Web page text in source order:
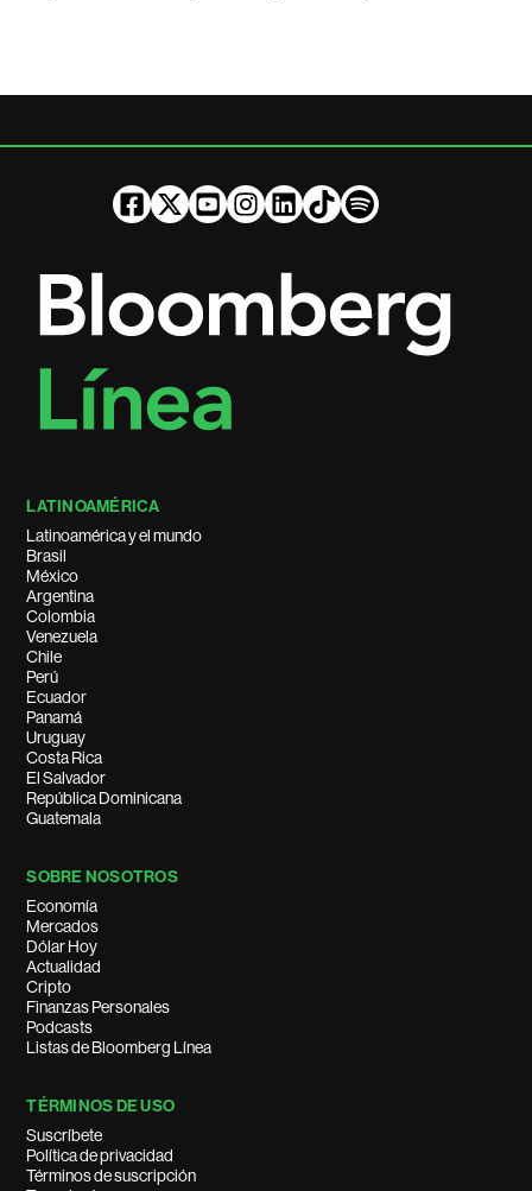
LATINOAMÉRICA
Latinoamérica y el mundo
Brasil
México
Argentina
Colombia
Venezuela
Chile
Perú
Ecuador
Panamá
Uruguay
Costa Rica
El Salvador
República Dominicana
Guatemala
SOBRE NOSOTROS
Economía
Mercados
Dólar Hoy
Actualidad
Cripto
Finanzas Personales
Podcasts
Listas de Bloomberg Línea
TÉRMINOS DE USO
Suscríbete
Política de privacidad
Términos de suscripción